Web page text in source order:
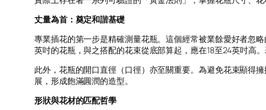
丈量為首：奠定和諧基礎
專業插花的第一步是精確測量花瓶。這個經常被業餘愛好者忽
英吋的花瓶，與之搭配的花束從底部算起，應在18至24英吋高
此外，花瓶的開口直徑（口徑）亦至關重要。為避免花束顯得擁
展，形成飽滿圓潤的造型。
形狀與花材的匹配哲學